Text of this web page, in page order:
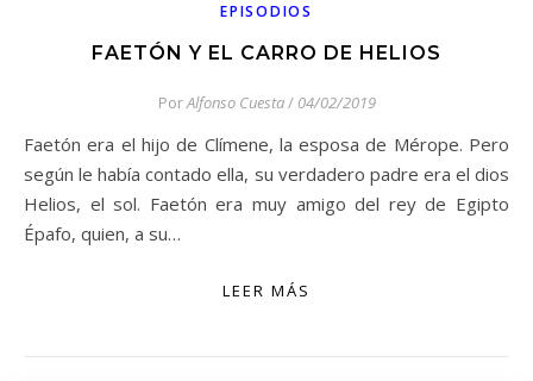
EPISODIOS
FAETÓN Y EL CARRO DE HELIOS
PorAlfonso Cuesta/ 04/02/2019
Faetón era el hijo de Clímene, la esposa de Mérope. Pero
según le había contado ella, su verdadero padre era el dios
Helios, el sol. Faetón era muy amigo del rey de Egipto
Épafo, quien, a su…
LEER MÁS